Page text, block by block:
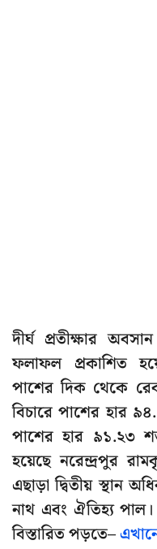
দীর্ঘ প্রতীক্ষার
ফলাফল প্রকাশিত
পাশের দিক থেকে
বিচারে পাশের হার
পাশের হার ৯১.২৩
হয়েছে নরেন্দ্রপুর
এছাড়া দ্বিতীয় স্থান
নাথ এবং ঐতিহ্য
বিস্তারিত পড়তে–